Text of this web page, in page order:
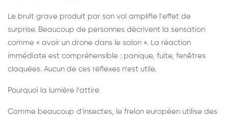
Le bruit grave produit par son vol amplifie l'effet de
surprise. Beaucoup de personnes décrivent la sensation
comme « avoir un drone dans le salon ». La réaction
immédiate est compréhensible : panique, fuite, fenêtres
claquées. Aucun de ces réflexes n'est utile.
Pourquoi la lumière l'attire
Comme beaucoup d'insectes, le frelon européen utilise des